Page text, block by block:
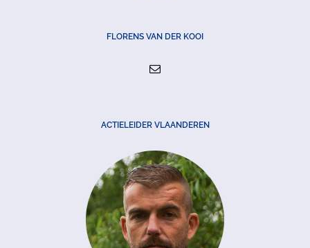
FLORENS VAN DER KOOI
ACTIELEIDER VLAANDEREN